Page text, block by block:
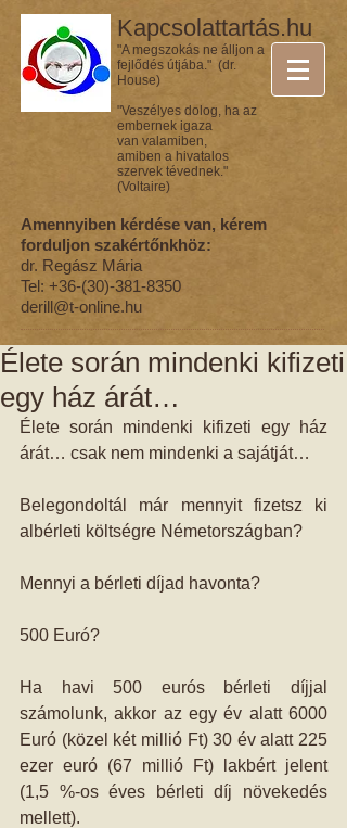
Kapcsolattartás.hu
"A megszokás ne álljon a
fejlődés útjába." (dr.
House)
"Veszélyes dolog, ha az
embernek igaza
van valamiben,
amiben a hivatalos
szervek tévednek."
(Voltaire)
Amennyiben kérdése van, kérem
forduljon szakértőnkhöz:
dr. Regász Mária
Tel: +36-(30)-381-8350
derill@t-online.hu
Élete során mindenki kifizeti
egy ház árát…
Élete során mindenki kifizeti egy ház
árát… csak nem mindenki a sajátját…
Belegondoltál már mennyit fizetsz ki
albérleti költségre Németországban?
Mennyi a bérleti díjad havonta?
500 Euró?
Ha havi 500 eurós bérleti díjjal
számolunk, akkor az egy év alatt 6000
Euró (közel két millió Ft) 30 év alatt 225
ezer euró (67 millió Ft) lakbért jelent
(1,5 %-os éves bérleti díj növekedés
mellett).